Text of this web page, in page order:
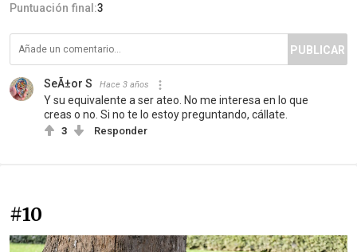
Puntuación final:3
PUBLICAR
SeÃ±or S Hace 3 años
Y su equivalente a ser ateo. No me interesa en lo que
creas o no. Si no te lo estoy preguntando, cállate.
3 Responder
#10